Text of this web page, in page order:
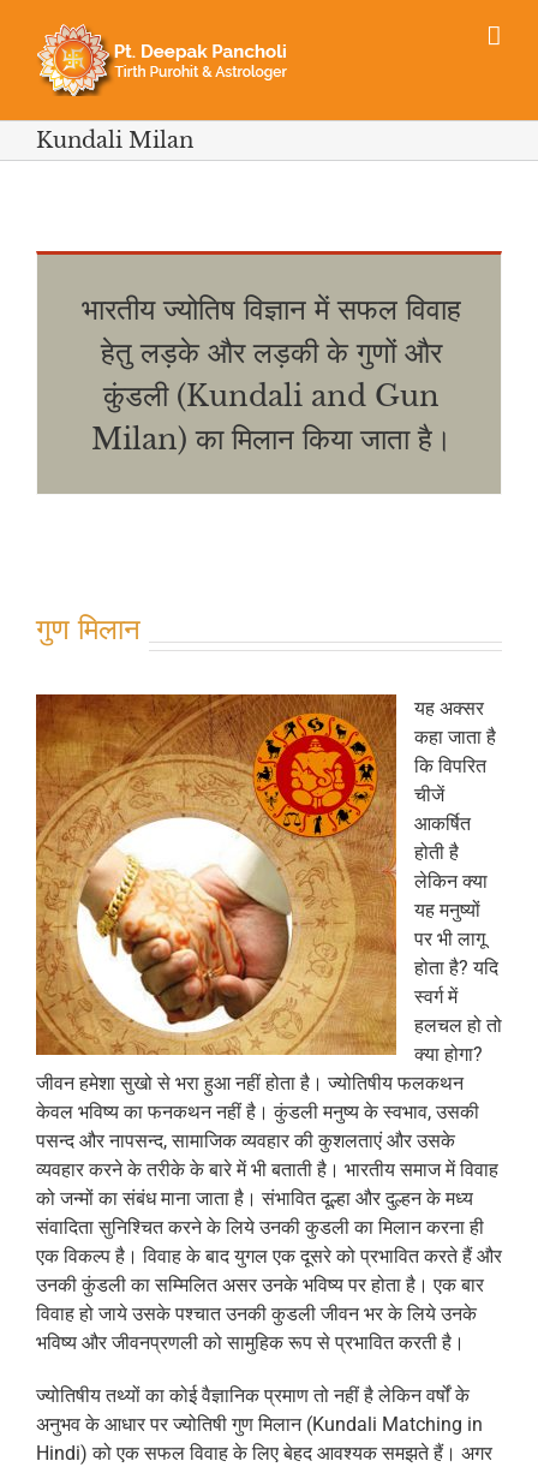
content
Kundali Milan
भारतीय ज्योतिष विज्ञान में सफल विवाह
हेतु लड़के और लड़की के गुणों और
कुंडली (Kundali and Gun
Milan) का मिलान किया जाता है।
गुण मिलान
यह अक्सर
कहा जाता है
कि विपरित
चीजें
आकर्षित
होती है
लेकिन क्या
यह मनुष्यों
पर भी लागू
होता है? यदि
स्वर्ग में
हलचल हो तो
क्या होगा?
जीवन हमेशा सुखो से भरा हुआ नहीं होता है। ज्योतिषीय फलकथन
केवल भविष्य का फनकथन नहीं है। कुंडली मनुष्य के स्वभाव, उसकी
पसन्द और नापसन्द, सामाजिक व्यवहार की कुशलताएं और उसके
व्यवहार करने के तरीके के बारे में भी बताती है। भारतीय समाज में विवाह
को जन्मों का संबंध माना जाता है। संभावित दूल्हा और दुल्हन के मध्य
संवादिता सुनिश्चित करने के लिये उनकी कुडली का मिलान करना ही
एक विकल्प है। विवाह के बाद युगल एक दूसरे को प्रभावित करते हैं और
उनकी कुंडली का सम्मिलित असर उनके भविष्य पर होता है। एक बार
विवाह हो जाये उसके पश्चात उनकी कुडली जीवन भर के लिये उनके
भविष्य और जीवनप्रणली को सामुहिक रूप से प्रभावित करती है।
ज्योतिषीय तथ्यों का कोई वैज्ञानिक प्रमाण तो नहीं है लेकिन वर्षों के
अनुभव के आधार पर ज्योतिषी गुण मिलान (Kundali Matching in
Hindi) को एक सफल विवाह के लिए बेहद आवश्यक समझते हैं। अगर